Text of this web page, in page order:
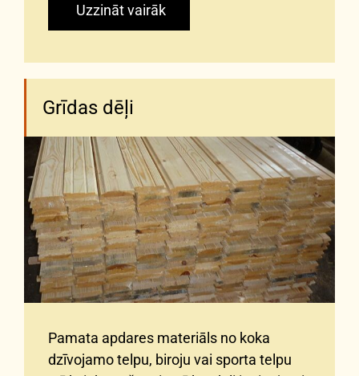
Uzzināt vairāk
Grīdas dēļi
Pamata apdares materiāls no koka
dzīvojamo telpu, biroju vai sporta telpu